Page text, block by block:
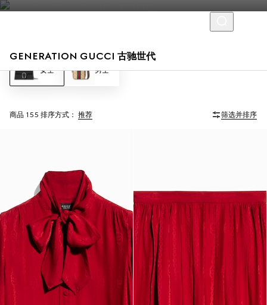
GENERATION GUCCI 古驰世代
女士 男士
商品 155 排序方式： 推荐 筛选并排序